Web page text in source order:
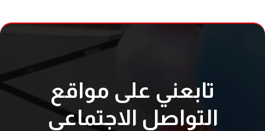
تابعني على مواقع
التواصل الاجتماعي